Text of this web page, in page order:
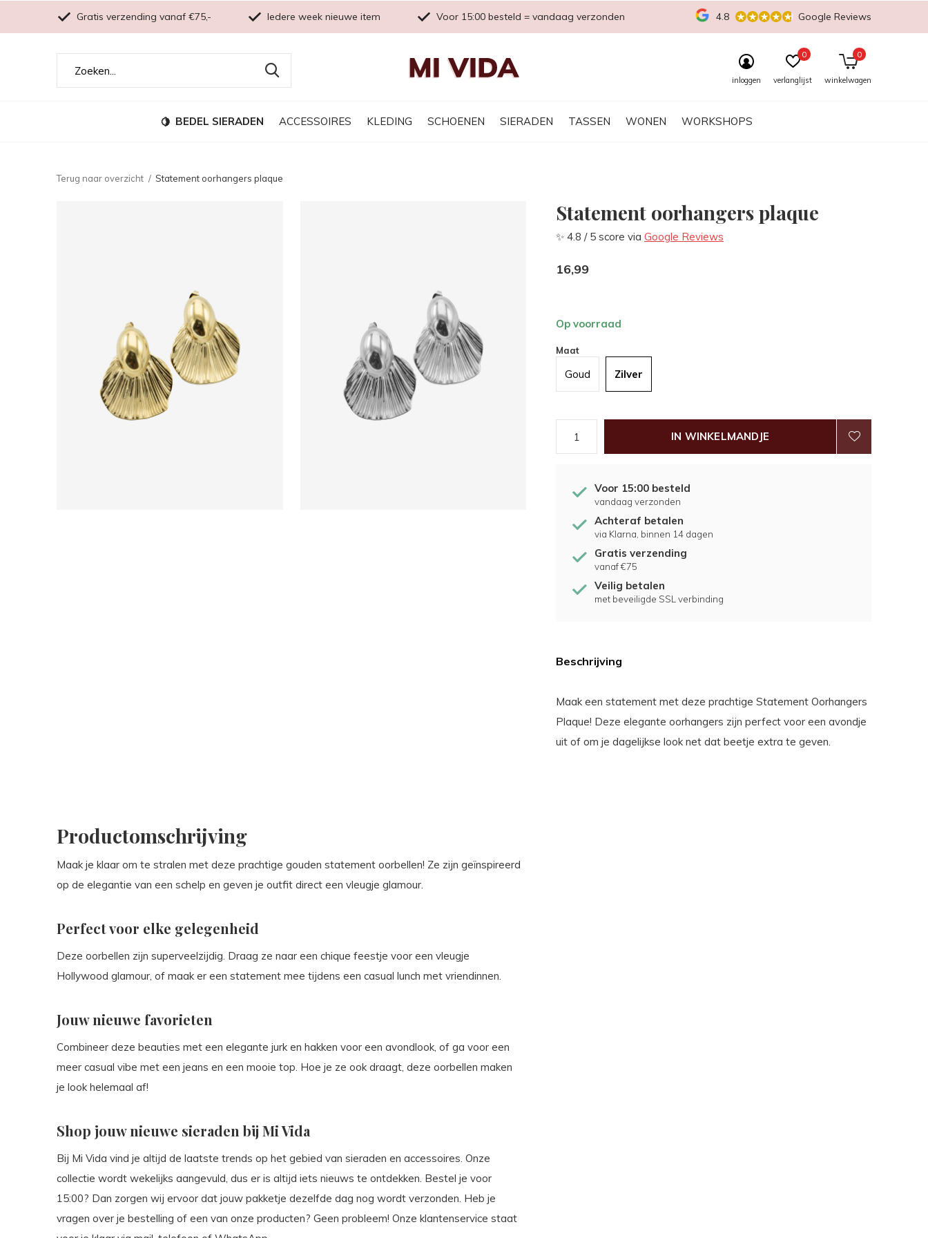
BEDEL SIERADEN ACCESSOIRES KLEDING SCHOENEN SIERADEN TASSEN WONEN WORKSHOPS
inloggen verlanglijst
0
winkelwagen
0
Gratis verzending vanaf €75,- Iedere week nieuwe item Voor 15:00 besteld = vandaag verzonden 4.8 Google Reviews
Terug naar overzicht Statement oorhangers plaque
Statement oorhangers plaque
✨ 4.8 / 5 score via Google Reviews
16,99
Op voorraad
Maat
Goud Zilver
IN WINKELMANDJE
Voor 15:00 besteld
vandaag verzonden
Achteraf betalen
via Klarna, binnen 14 dagen
Gratis verzending
vanaf €75
Veilig betalen
met beveiligde SSL verbinding
Beschrijving
Maak een statement met deze prachtige Statement Oorhangers
Plaque! Deze elegante oorhangers zijn perfect voor een avondje
uit of om je dagelijkse look net dat beetje extra te geven.
Productomschrijving
Maak je klaar om te stralen met deze prachtige gouden statement oorbellen! Ze zijn geïnspireerd
op de elegantie van een schelp en geven je outfit direct een vleugje glamour.
Perfect voor elke gelegenheid
Deze oorbellen zijn superveelzijdig. Draag ze naar een chique feestje voor een vleugje
Hollywood glamour, of maak er een statement mee tijdens een casual lunch met vriendinnen.
Jouw nieuwe favorieten
Combineer deze beauties met een elegante jurk en hakken voor een avondlook, of ga voor een
meer casual vibe met een jeans en een mooie top. Hoe je ze ook draagt, deze oorbellen maken
je look helemaal af!
Shop jouw nieuwe sieraden bij Mi Vida
Bij Mi Vida vind je altijd de laatste trends op het gebied van sieraden en accessoires. Onze
collectie wordt wekelijks aangevuld, dus er is altijd iets nieuws te ontdekken. Bestel je voor
15:00? Dan zorgen wij ervoor dat jouw pakketje dezelfde dag nog wordt verzonden. Heb je
vragen over je bestelling of een van onze producten? Geen probleem! Onze klantenservice staat